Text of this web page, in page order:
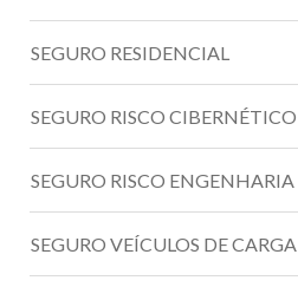
SEGURO RESIDENCIAL
SEGURO RISCO CIBERNÉTICO
SEGURO RISCO ENGENHARIA
SEGURO VEÍCULOS DE CARGA